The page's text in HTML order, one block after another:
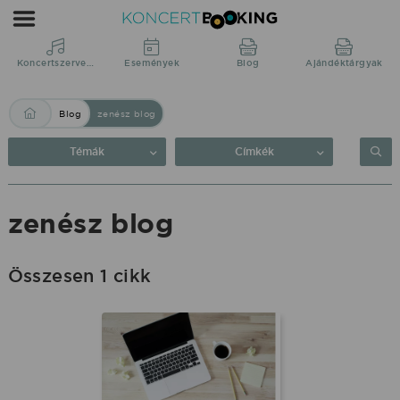
Blog:
zenész
blog
KoncertBooking
Közvetlenül
a
Koncertszervezés Események Blog Ajándéktárgyak
Blog zenész blog
Témák Címkék
zenész blog
Összesen 1 cikk